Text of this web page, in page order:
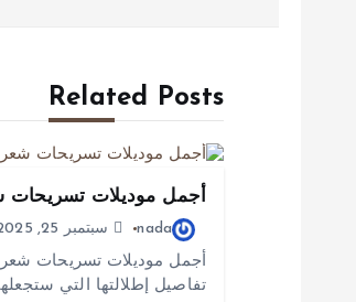
Related Posts
أجمل موديلات تسريحات
nada
سبتمبر 25, 2025
أجمل موديلات تسريحات
تفاصيل إطلالتها التي